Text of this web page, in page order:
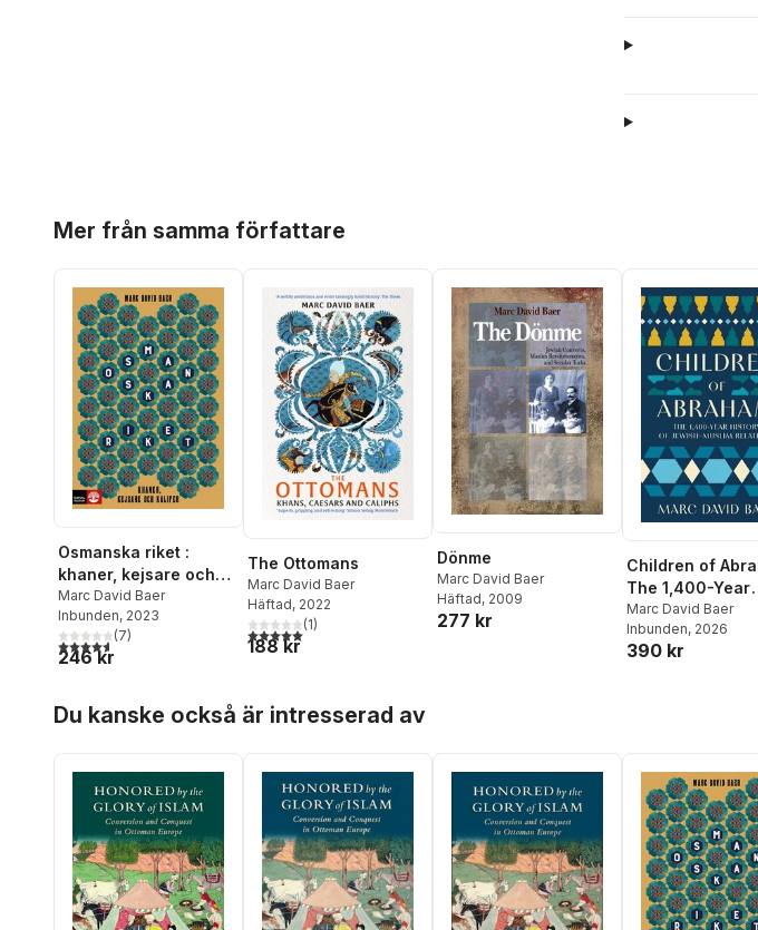
Mer från samma författare
Osmanska riket :
khaner, kejsare och
kalifer
Marc David Baer
Inbunden, 2023
4,6utav 5 stjärnor. Totalt antal röster:
(7)
246 kr
The Ottomans
Marc David Baer
Häftad, 2022
5,0utav 5 stjärnor. Totalt antal röster:
(1)
188 kr
Dönme
Marc David Baer
Häftad, 2009
277 kr
Children of
The 1,400-Year
History of
Muslim Relations
Marc David Baer
Inbunden, 2026
390 kr
Du kanske också är intresserad av